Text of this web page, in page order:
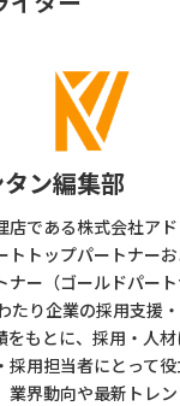
ン編集部
店である株式会社ア
トトップパートナー
ナー（ゴールドパート
たり企業の採用支援
をもとに、採用・人
採用担当者にとって
業界動向や最新トレ